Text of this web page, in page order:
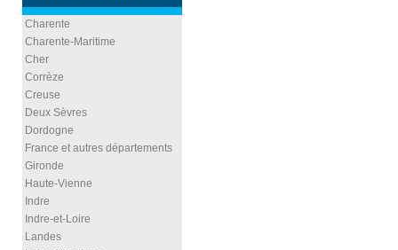
Charente
Charente-Maritime
Cher
Corrèze
Creuse
Deux Sèvres
Dordogne
France et autres départements
Gironde
Haute-Vienne
Indre
Indre-et-Loire
Landes